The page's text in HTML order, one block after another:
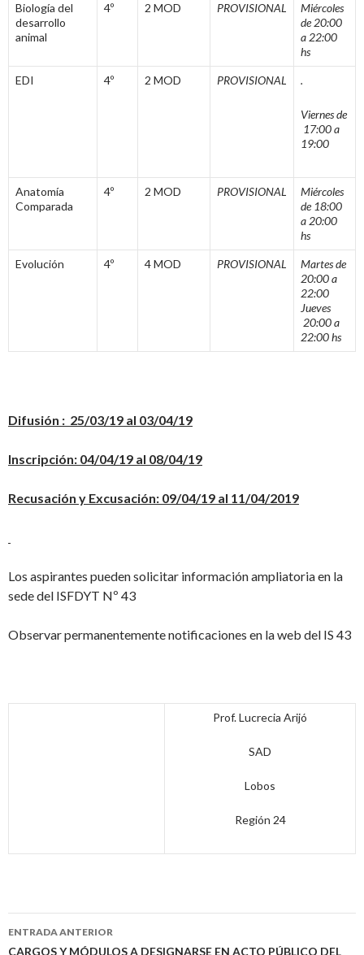
Biología del
desarrollo
animal
4º 2 MOD PROVISIONAL
Miércoles
de 20:00
a 22:00
hs
EDI 4º 2 MOD PROVISIONAL .
Viernes de
17:00 a
19:00
Anatomía
Comparada
4º 2 MOD PROVISIONAL
Miércoles
de 18:00
a 20:00
hs
Evolución 4º 4 MOD PROVISIONAL
Martes de
20:00 a
22:00
Jueves
20:00 a
22:00 hs
Difusión : 25/03/19 al 03/04/19
Inscripción: 04/04/19 al 08/04/19
Recusación y Excusación: 09/04/19 al 11/04/2019
Los aspirantes pueden solicitar información ampliatoria en la
sede del ISFDYT Nº 43
Observar permanentemente notificaciones en la web del IS 43
Prof. Lucrecia Arijó
SAD
Lobos
Región 24
Navegación
ENTRADA ANTERIOR
CARGOS Y MÓDULOS A DESIGNARSE EN ACTO PÚBLICO DEL